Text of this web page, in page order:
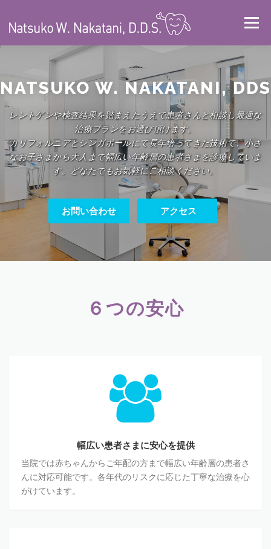
へ
ス
ッ
プ
メニ
診療時間 診療内容・対応保険
スタッフ プロフィール お問い合わせ アクセス ENGLISH
NATSUKO W. NAKATANI, DDS
レントゲンや検査結果を踏まえたうえで患者さんと相談し最適な
治療プランをお選び頂けます。
カリフォルニアとシンガポールにて長年培ってきた技術で、小さ
なお子さまから大人まで幅広い年齢層の患者さまを診療していま
す。どなたでもお気軽にご相談ください。
お問い合わせ アクセス
６つの安心
幅広い患者さまに安心を提供
当院では赤ちゃんからご年配の方まで幅広い年齢層の患者さ
んに対応可能です。各年代のリスクに応じた丁寧な治療を心
がけています。